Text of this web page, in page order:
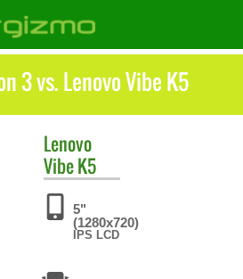
3 vs. Lenovo Vibe K5
Lenovo
Vibe K5
5"
(1280x720)
IPS LCD